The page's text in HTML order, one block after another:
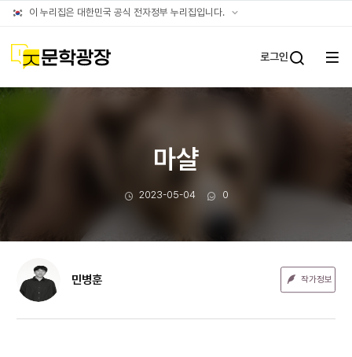
이 누리집은 대한민국 공식 전자정부 누리집입니다. 공식
문학광장 로그인
전체
마샬
작성일
2023-05-04 댓글수
0
민병훈